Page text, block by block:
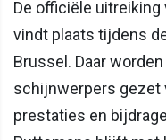
De officiële uitreiking
vindt plaats tijdens
Brussel. Daar
schijnwerpers gezet
prestaties en